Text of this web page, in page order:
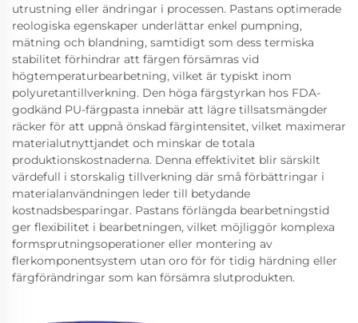
utrustning eller ändringar i processen. Pastans optimerade
reologiska egenskaper underlättar enkel pumpning,
mätning och blandning, samtidigt som dess termiska
stabilitet förhindrar att färgen försämras vid
högtemperaturbearbetning, vilket är typiskt inom
polyuretantillverkning. Den höga färgstyrkan hos FDA-
godkänd PU-färgpasta innebär att lägre tillsatsmängder
räcker för att uppnå önskad färgintensitet, vilket maximerar
materialutnyttjandet och minskar de totala
produktionskostnaderna. Denna effektivitet blir särskilt
värdefull i storskalig tillverkning där små förbättringar i
materialanvändningen leder till betydande
kostnadsbesparingar. Pastans förlängda bearbetningstid
ger flexibilitet i bearbetningen, vilket möjliggör komplexa
formsprutningsoperationer eller montering av
flerkomponentsystem utan oro för för tidig härdning eller
färgförändringar som kan försämra slutprodukten.